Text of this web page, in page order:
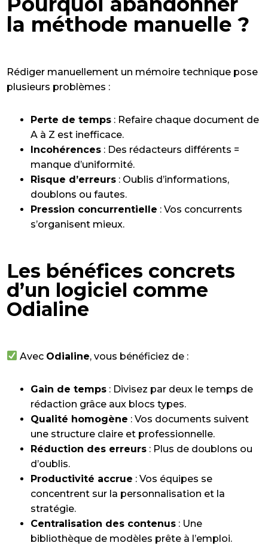
la méthode manuelle ?
Rédiger manuellement un mémoire technique pose
plusieurs problèmes :
Perte de temps : Refaire chaque document de
A à Z est inefficace.
Incohérences : Des rédacteurs différents =
manque d’uniformité.
Risque d’erreurs : Oublis d’informations,
doublons ou fautes.
Pression concurrentielle : Vos concurrents
s’organisent mieux.
Les bénéfices concrets
d’un logiciel comme
Odialine
Avec Odialine, vous bénéficiez de :
Gain de temps : Divisez par deux le temps de
rédaction grâce aux blocs types.
Qualité homogène : Vos documents suivent
une structure claire et professionnelle.
Réduction des erreurs : Plus de doublons ou
d’oublis.
Productivité accrue : Vos équipes se
concentrent sur la personnalisation et la
stratégie.
Centralisation des contenus : Une
bibliothèque de modèles prête à l’emploi.